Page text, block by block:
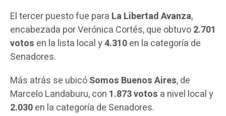
El tercer puesto fue para La Libertad Avanza,
encabezada por Verónica Cortés, que obtuvo2.701
votos en la lista local y4.310en la categoría de
Senadores.
Más atrás se ubicóSomos Buenos Aires, de
Marcelo Landaburu, con 1.873 votos a nivel local y
2.030en la categoría de Senadores.